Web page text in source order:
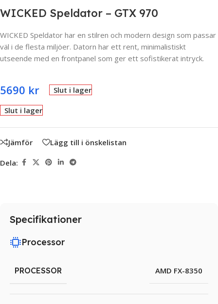
WICKED Speldator – GTX 970
WICKED Speldator har en stilren och modern design som passar
väl i de flesta miljöer. Datorn har ett rent, minimalistiskt
utseende med en frontpanel som ger ett sofistikerat intryck.
5690 kr Slut i lager
Slut i lager
Jämför Lägg till i önskelistan
Dela:
Specifikationer
Processor
PROCESSOR AMD FX-8350